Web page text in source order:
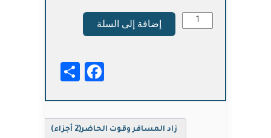
إضافة إلى السلة
Facebook
زاد المسافر وقوت الحاضر(2 أجزاء)